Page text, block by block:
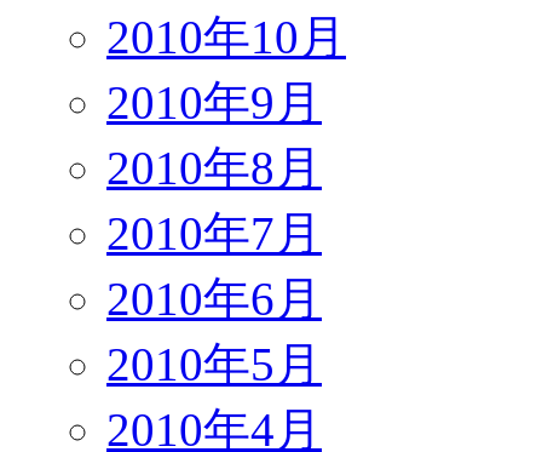
2010年10月
2010年9月
2010年8月
2010年7月
2010年6月
2010年5月
2010年4月